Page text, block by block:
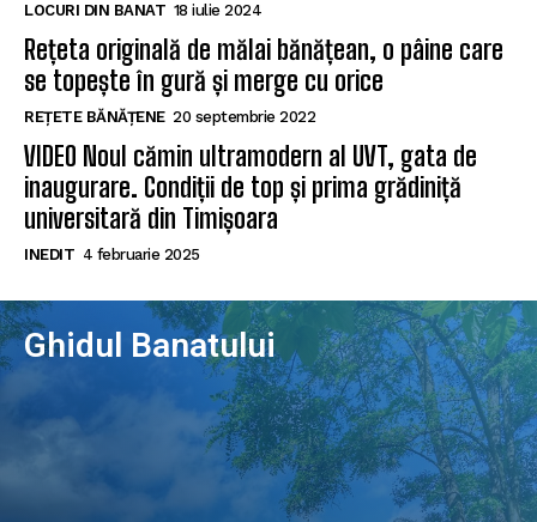
LOCURI DIN BANAT 18 iulie 2024
Rețeta originală de mălai bănățean, o pâine care
se topește în gură și merge cu orice
REȚETE BĂNĂȚENE 20 septembrie 2022
VIDEO Noul cămin ultramodern al UVT, gata de
inaugurare. Condiții de top și prima grădiniță
universitară din Timișoara
INEDIT 4 februarie 2025
Ghidul Banatului